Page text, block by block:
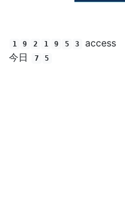
1 9 2 1 9 5 3
access
今日
7 5